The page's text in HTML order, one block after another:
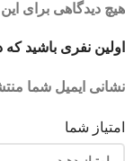
هیچ دیدگاهی برای
اولین نفری باشید که
نشانی ایمیل شما
امتیاز شما